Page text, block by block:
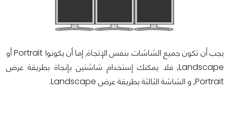
يجب أن تكون جميع الشاشات بنفس الإتجاة, إما أن يكونوا Portraitأو
Landscape, فلا يمكنك إستخدام شاشتين بإتجاة بطريقة عرض
Portrait, و الشاشة الثالثة بطريقة عرض Landscape
.